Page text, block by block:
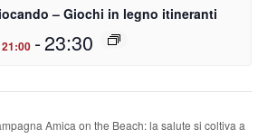
– Giochi in legno itineranti
-23:30
Amica on the Beach: la salute si coltiva a